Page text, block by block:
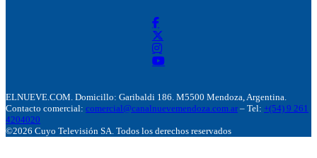
ELNUEVE.COM. Domicillo: Garibaldi 186. M5500 Mendoza, Argentina.
Contacto comercial: comercial@canalnuevemendoza.com.ar – Tel: +(54) 9 261
4204020
©2026 Cuyo Televisión SA. Todos los derechos reservados